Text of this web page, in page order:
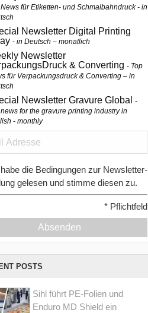
News für Etiketten- und Schmalbahndruck - in
Newsletter Digital Printing
in Deutsch – monatlich
Newsletter
& Converting Top
für Verpackungsdruck & Converting – in
Newsletter Gravure Global
news for the gravure printing industry in
- monthly
die Bedingungen zur Newsletter-
gelesen und stimme diesen zu.
* Pflichtfeld
Absenden
POSTS
Sihl führt PE-Folien und
Enduro MD Shield ein